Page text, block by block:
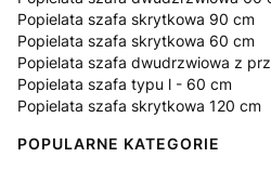
Popielata szafa skrytkowa 90 cm
Popielata szafa skrytkowa 60 cm
Popielata szafa dwudrzwiowa z
Popielata szafa typu l - 60 cm
Popielata szafa skrytkowa 120 cm
POPULARNE KATEGORIE